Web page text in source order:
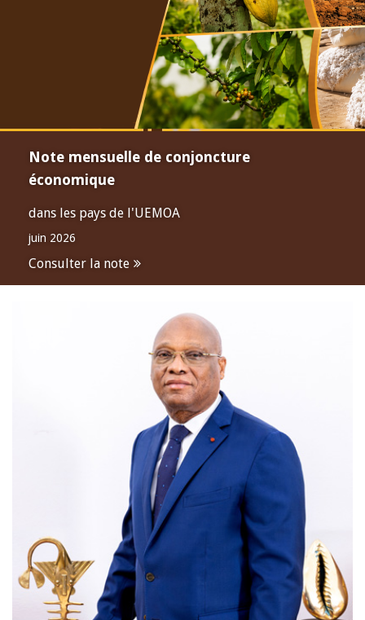
Note mensuelle de conjoncture
économique
dans les pays de l'UEMOA
juin 2026
Consulter la note